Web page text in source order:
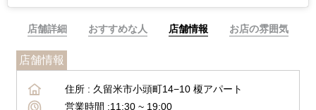
店舗詳細 おすすめな人 店舗情報 お店の雰囲気
店舗情報
住所 : 久留米市小頭町14−10 榎アパート
営業時間 :11:30 ~ 19:00